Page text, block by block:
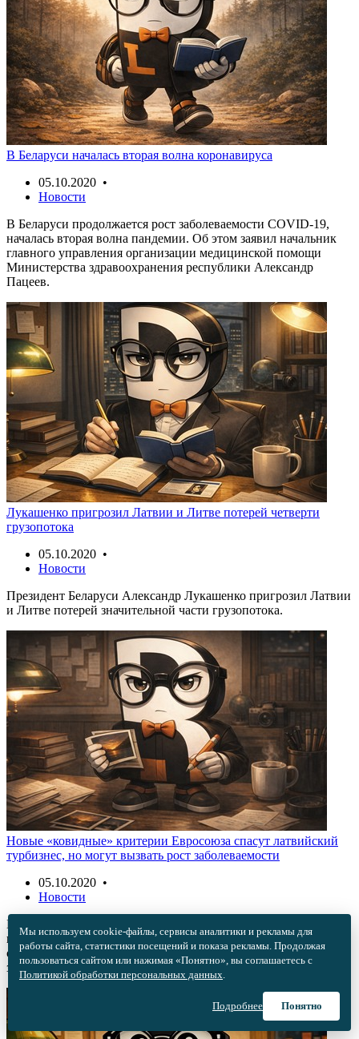
В Беларуси началась вторая волна коронавируса
05.10.2020 •
Новости
В Беларуси продолжается рост заболеваемости COVID-19,
началась вторая волна пандемии. Об этом заявил начальник
главного управления организации медицинской помощи
Министерства здравоохранения республики Александр
Пацеев.
Лукашенко пригрозил Латвии и Литве потерей четверти
грузопотока
05.10.2020 •
Новости
Президент Беларуси Александр Лукашенко пригрозил Латвии
и Литве потерей значительной части грузопотока.
Новые «ковидные» критерии Евросоюза спасут латвийский
турбизнес, но могут вызвать рост заболеваемости
05.10.2020 •
Новости
Брюссель планирует ввести единые для всего Евросоюза
показатели заболеваемости. С одной стороны, это поможет
сфере туризма Латвии, с другой — может вызвать рост
заболеваемости коронавирусом в республике.
Мы используем cookie-файлы, сервисы аналитики и рекламы для
работы сайта, статистики посещений и показа рекламы. Продолжая
пользоваться сайтом или нажимая «Понятно», вы соглашаетесь с
Политикой обработки персональных данных.
Подробнее Понятно